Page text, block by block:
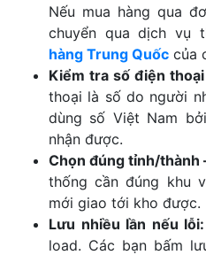
Nếu mua hàng qua
chuyển qua dịch vụ
hàng Trung Quốc của
Kiểm tra số điện
thoại là số do người
dùng số Việt Nam
nhận được.
Chọn đúng tỉnh/thành
thống cần đúng khu
mới giao tới kho được.
Lưu nhiều lần nếu lỗi:
load. Các bạn bấm